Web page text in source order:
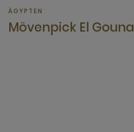
ÄGYPTEN
Mövenpick El Gouna